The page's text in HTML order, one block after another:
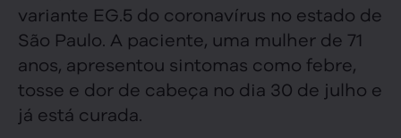
variante EG.5 do coronavírus no estado de
São Paulo. A paciente, uma mulher de 71
anos, apresentou sintomas como febre,
tosse e dor de cabeça no dia 30 de julho e
já está curada.